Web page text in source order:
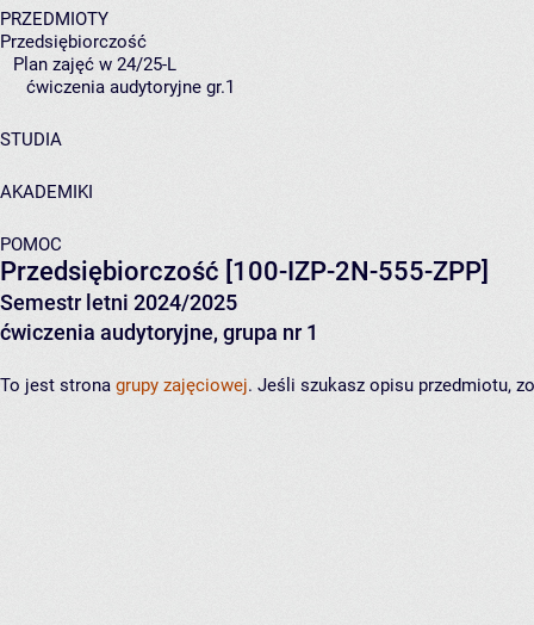
PRZEDMIOTY
Przedsiębiorczość
Plan zajęć w 24/25-L
ćwiczenia audytoryjne gr.1
STUDIA
AKADEMIKI
POMOC
Przedsiębiorczość [100-IZP-2N-555-ZPP]
Semestr letni 2024/2025
ćwiczenia audytoryjne, grupa nr 1
To jest strona grupy zajęciowej. Jeśli szukasz opisu przedmiotu,